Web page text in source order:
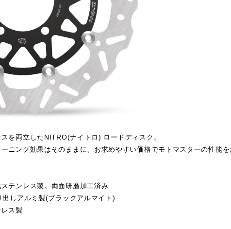
を両立したNITRO(ナイトロ) ロードディスク。
ニング効果はそのままに、お求めやすい価格でモトマスターの性能
テンレス製。両面研磨加工済み
出しアルミ製(ブラックアルマイト)
ス製